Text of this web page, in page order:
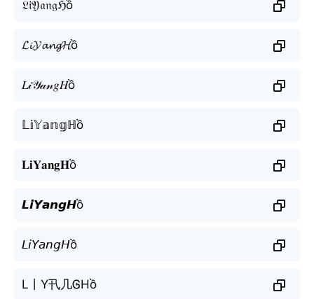
𝔏𝔦𝔜𝔞𝔫𝔤ℌồ
𝓛𝓲𝓨𝓪𝓷𝓰𝓗ồ
𝐿𝒾𝒴𝒶𝓃𝑔𝐻ồ
𝕃𝕚𝕐𝕒𝕟𝕘ℍồ
𝐋𝐢𝐘𝐚𝐧𝐠𝐇ồ
𝙇𝙞𝙔𝙖𝙣𝙜𝙃ồ
𝘓𝘪𝘠𝘢𝘯𝘨𝘏ồ
L丨Y卂几ᎶHồ